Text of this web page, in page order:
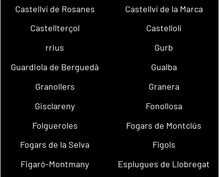
Castellví de Rosanes
Castellví de la Marca
Castellterçol
Castellolí
rrius
Gurb
Guardiola de Berguedà
Gualba
Granollers
Granera
Gisclareny
Fonollosa
Folgueroles
Fogars de Montclús
Fogars de la Selva
Fígols
Figaró-Montmany
Esplugues de Llobregat